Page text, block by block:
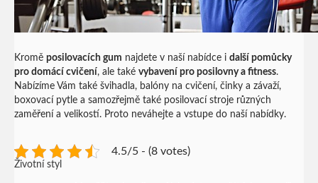
Kromě posilovacích gum najdete v naší nabídce i další pomůcky
pro domácí cvičení, ale také vybavení pro posilovny a fitness.
Nabízíme Vám také švihadla, balóny na cvičení, činky a závaží,
boxovací pytle a samozřejmě také posilovací stroje různých
zaměření a velikostí. Proto neváhejte a vstupe do naší nabídky.
4.5/5 - (8 votes)
Životní styl